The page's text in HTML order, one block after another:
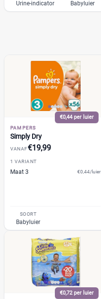
Urine-indicator Babyluier
€0,44 per luier
PAMPERS
Simply Dry
VANAF€19,99
1 VARIANT
Maat 3 €0,44/luier
SOORT
Babyluier
€0,72 per luier